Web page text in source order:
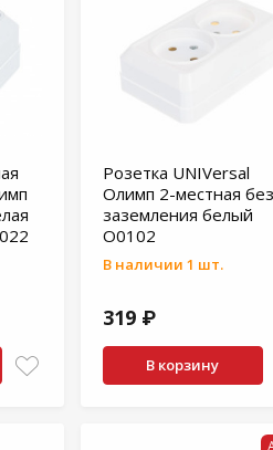
Розетка UNIVersal
Олимп 2-местная без
заземления белый
О0102
В наличии 1 шт.
319 ₽
В корзину